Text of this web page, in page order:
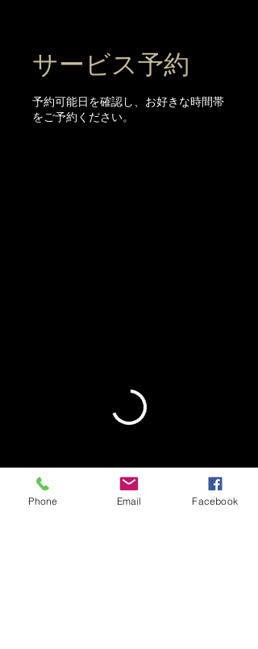
サービス予約
予約可能日を確認し、お好きな時間帯
をご予約ください。
Phone Email Facebook